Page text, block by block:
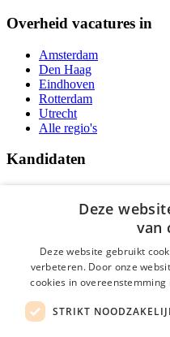
Overheid vacatures in
Amsterdam
Den Haag
Eindhoven
Rotterdam
Utrecht
Alle regio's
Kandidaten
Vacatures
Over Vacatures
YoungCapital IOS App
YoungCapital Android
Deze
van
Deze website gebruikt
verbeteren. Door onze
cookies in overeenstemming
STRIKT